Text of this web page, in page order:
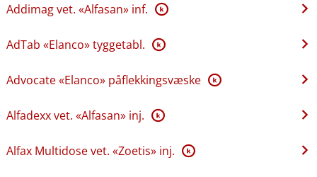
Addimag vet. «Alfasan» inf. K
AdTab «Elanco» tyggetabl. K
Advocate «Elanco» påflekkingsvæske K
Alfadexx vet. «Alfasan» inj. K
Alfax Multidose vet. «Zoetis» inj. K